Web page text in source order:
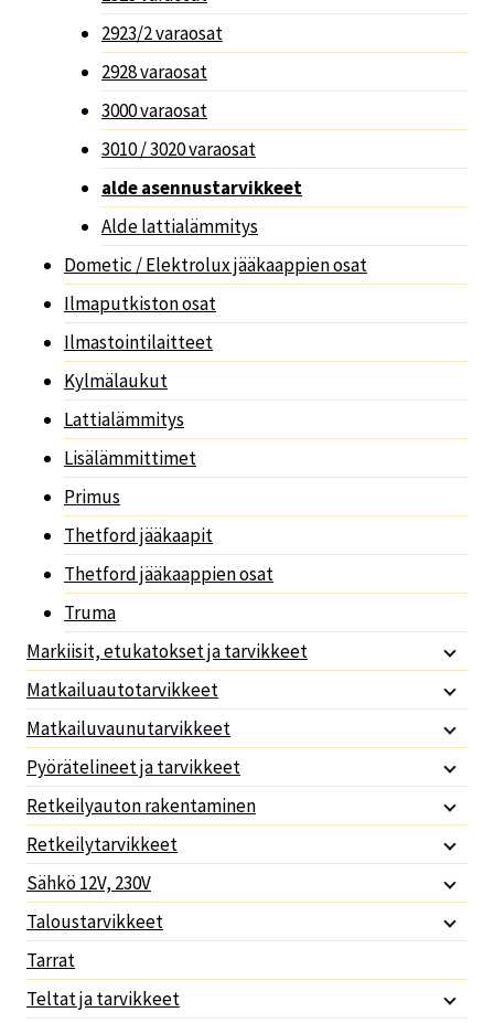
2923/2 varaosat
2928 varaosat
3000 varaosat
3010 / 3020 varaosat
alde asennustarvikkeet
Alde lattialämmitys
Dometic / Elektrolux jääkaappien osat
Ilmaputkiston osat
Ilmastointilaitteet
Kylmälaukut
Lattialämmitys
Lisälämmittimet
Primus
Thetford jääkaapit
Thetford jääkaappien osat
Truma
Markiisit, etukatokset ja tarvikkeet
Matkailuautotarvikkeet
Matkailuvaunutarvikkeet
Pyörätelineet ja tarvikkeet
Retkeilyauton rakentaminen
Retkeilytarvikkeet
Sähkö 12V, 230V
Taloustarvikkeet
Tarrat
Teltat ja tarvikkeet